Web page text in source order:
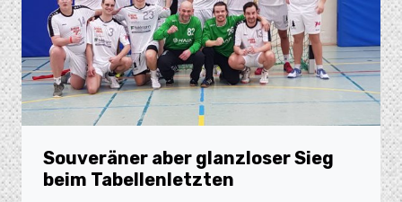
Souveräner aber glanzloser Sieg
beim Tabellenletzten